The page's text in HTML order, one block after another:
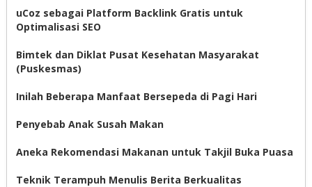
uCoz sebagai Platform Backlink Gratis untuk
Optimalisasi SEO
Bimtek dan Diklat Pusat Kesehatan Masyarakat
(Puskesmas)
Inilah Beberapa Manfaat Bersepeda di Pagi Hari
Penyebab Anak Susah Makan
Aneka Rekomendasi Makanan untuk Takjil Buka Puasa
Teknik Terampuh Menulis Berita Berkualitas